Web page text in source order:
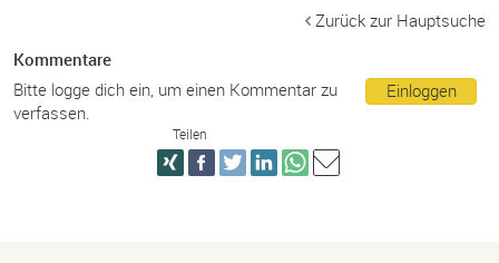
Zurück zur Hauptsuche
Kommentare
Einloggen
Bitte logge dich ein, um einen Kommentar zu
verfassen.
Teilen